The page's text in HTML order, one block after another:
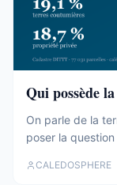
Qui possède
On parle de la
poser la
agrégé ses 77
CALEDOSPHERE